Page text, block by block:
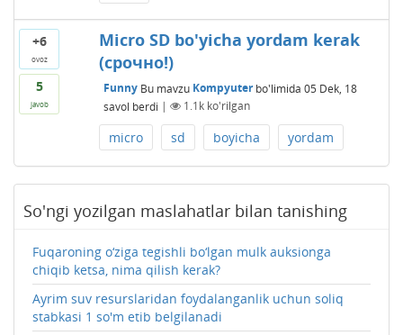
+6
ovoz
5
javob
Micro SD bo'yicha yordam kerak
(срочно!)
Funny Bu mavzu Kompyuterbo'limida 05 Dek, 18
savol berdi | 1.1kko'rilgan
micro sd boyicha yordam
So'ngi yozilgan maslahatlar bilan tanishing
Fuqaroning o‘ziga tegishli bo‘lgan mulk auksionga
chiqib ketsa, nima qilish kerak?
Ayrim suv resurslaridan foydalanganlik uchun soliq
stabkasi 1 so'm etib belgilanadi